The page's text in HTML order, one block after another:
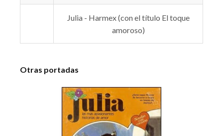
Julia - Harmex (con el título El toque
amoroso)
Otras portadas